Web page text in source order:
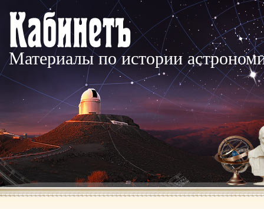
Материалы по истории